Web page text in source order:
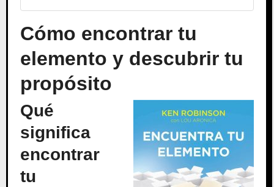
Cómo encontrar tu
elemento y descubrir tu
propósito
Qué
significa
encontrar
tu